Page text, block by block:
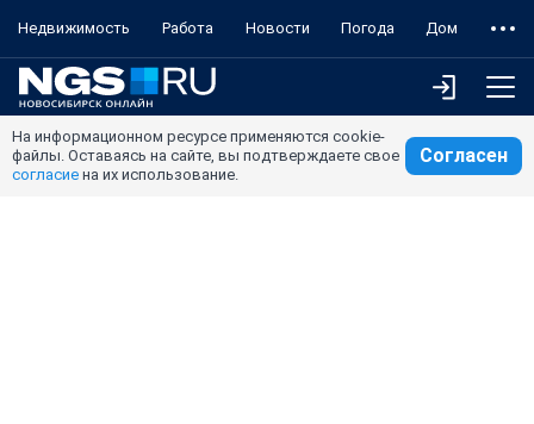
Недвижимость Работа Новости Погода Дом
На информационном ресурсе применяются cookie-
файлы. Оставаясь на сайте, вы подтверждаете свое
согласие на их использование.
Согласен